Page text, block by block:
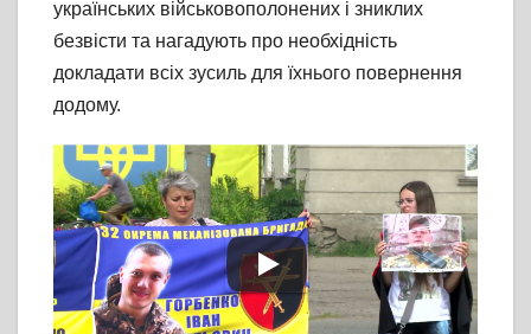
українських військовополонених і зниклих
безвісти та нагадують про необхідність
докладати всіх зусиль для їхнього повернення
додому.